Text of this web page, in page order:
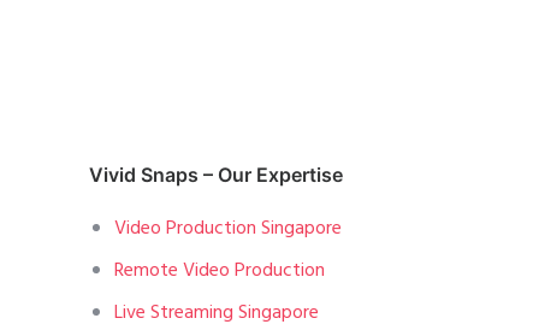
Vivid Snaps – Our Expertise
Video Production Singapore
Remote Video Production
Live Streaming Singapore